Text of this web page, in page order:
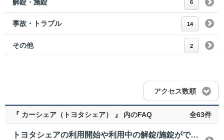
解錠・施錠 6
事故・トラブル 14
その他 2
アクセス数順
『 カーシェア（トヨタシェア） 』 内のFAQ 全63件
トヨタシェアの利用開始や利用中の解錠/施錠ができない。どうすればいいですか？